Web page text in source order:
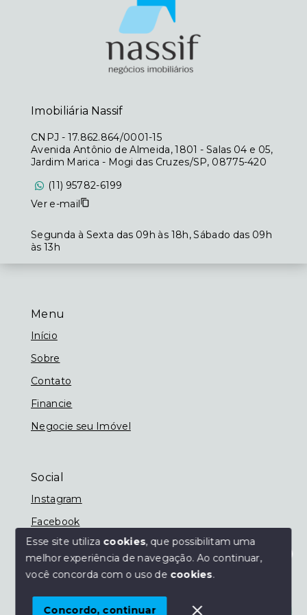
Olá! Estamos disponíveis para te ajudar.
Menu
Início
Sobre
Contato
Financie
Negocie seu Imóvel
Social
Instagram
Facebook
© Copyright 2026 - Imobiliária Nassif - Todos os
SITE PARA IMOBILIARIA
Imobiliária Nassif
CNPJ - 17.862.864/0001-15
Avenida Antônio de Almeida, 1801 - Salas 04 e 05,
Jardim Marica - Mogi das Cruzes/SP, 08775-420
(11) 95782-6199
Ver e-mail
Segunda à Sexta das 09h às 18h, Sábado das 09h
às 13h
Esse site utiliza cookies, que possibilitam uma
melhor experiência de navegação.Ao continuar,
você concorda com o uso de cookies.
Concordo, continuar